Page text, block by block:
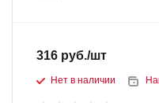
316 руб./шт
Нет в наличии